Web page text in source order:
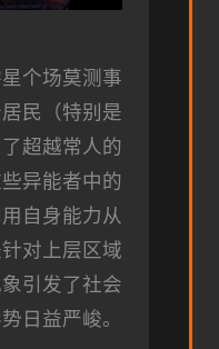
个场莫测事
民（特别是
超越常人的
异能者中的
自身能力从
对上层区域
引发了社会
日益严峻。